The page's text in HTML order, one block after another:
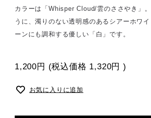
カラーは「Whisper Cloud/雲のささやき」
うに、濁りのない透明感のあるシアーホワ
ーンにも調和する優しい「白」です。
1,200円 (税込価格 1,320円 )
お気に入りに追加